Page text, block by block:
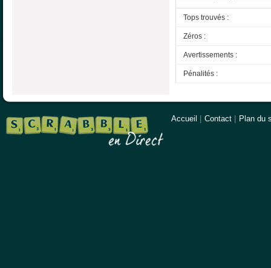
Tops trouvés :
Zéros :
Avertissements :
Pénalités :
Accueil Contact Plan du